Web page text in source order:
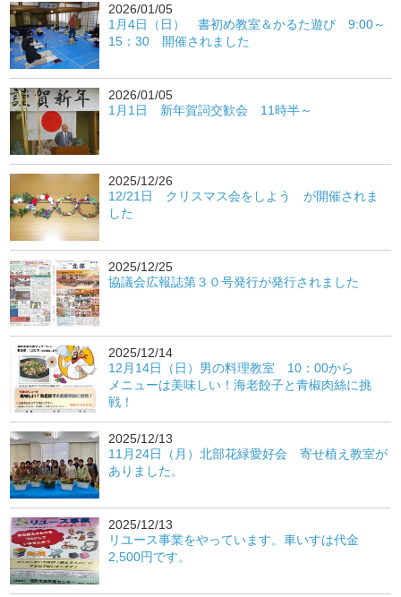
2026/01/05
1月4日（日） 書初め教室＆かるた遊び 9:00～
15：30 開催されました
2026/01/05
1月1日 新年賀詞交歓会 11時半～
2025/12/26
12/21日 クリスマス会をしよう が開催されま
した
2025/12/25
協議会広報誌第３０号発行が発行されました
2025/12/14
12月14日（日）男の料理教室 10：00から
メニューは美味しい！海老餃子と青椒肉絲に挑
戦！
2025/12/13
11月24日（月）北部花緑愛好会 寄せ植え教室が
ありました。
2025/12/13
リユース事業をやっています。車いすは代金
2,500円です。